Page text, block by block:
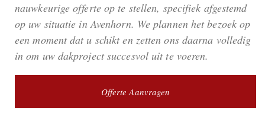
nauwkeurige offerte op te stellen, specifiek afgestemd
op uw situatie in Avenhorn. We plannen het bezoek op
een moment dat u schikt en zetten ons daarna volledig
in om uw dakproject succesvol uit te voeren.
Offerte Aanvragen